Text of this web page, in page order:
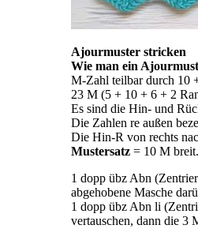
Ajourmuster stricken
Wie man ein
M-Zahl teilbar durch 10
23 M (5 + 10 + 6 + 2
Es sind die Hin- und
Die Zahlen re außen
Die Hin-R von rechts
Mustersatz = 10 M breit.
1 dopp übz Abn
abgehobene Masche
1 dopp übz Abn li
vertauschen, dann die 3